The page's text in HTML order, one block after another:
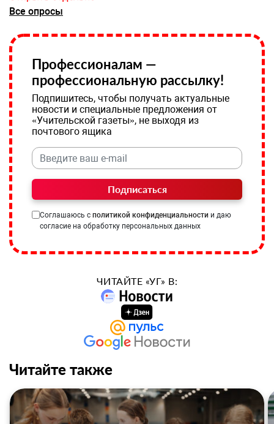
Все опросы
Профессионалам —
профессиональную рассылку!
Подпишитесь, чтобы получать актуальные
новости и специальные предложения от
«Учительской газеты», не выходя из
почтового ящика
Подписаться
Соглашаюсь с политикой конфиденциальности и даю
согласие на обработку персональных данных
ЧИТАЙТЕ «УГ» В:
Читайте также